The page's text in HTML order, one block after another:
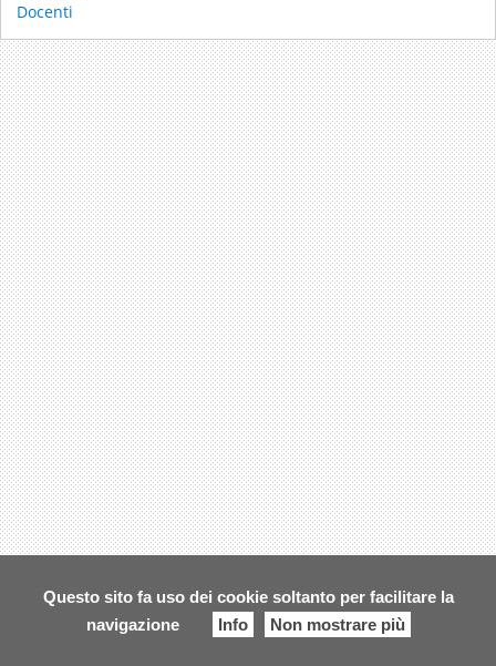
Questo sito fa uso dei cookie soltanto per facilitare la
navigazione
Info Non mostrare più
Docenti